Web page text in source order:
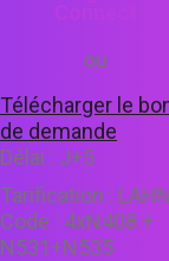
ou
Télécharger le
de demande
Délai : J+5
Tarification :
Code : 4xN408 +
N531+N535